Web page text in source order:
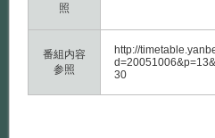
照
番組内容
参照
http://
30